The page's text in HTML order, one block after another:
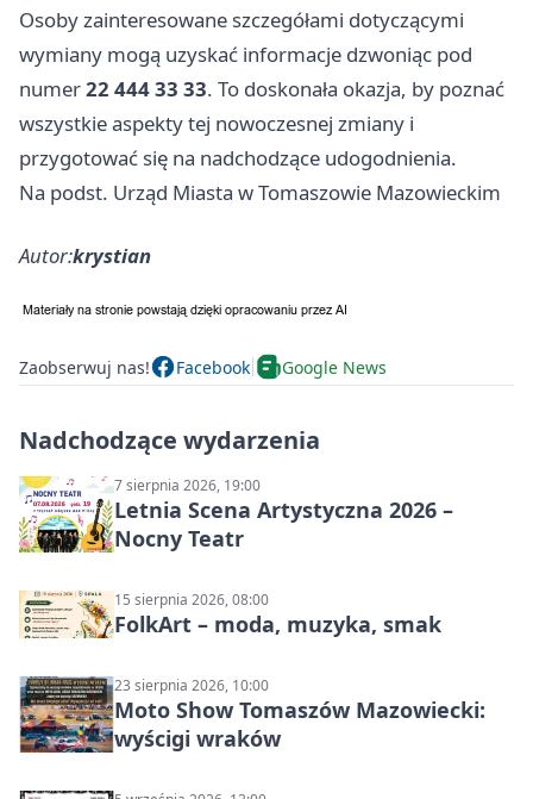
Osoby zainteresowane szczegółami dotyczącymi
wymiany mogą uzyskać informacje dzwoniąc pod
numer22 444 33 33. To doskonała okazja, by poznać
wszystkie aspekty tej nowoczesnej zmiany i
przygotować się na nadchodzące udogodnienia.
Na podst. Urząd Miasta w Tomaszowie Mazowieckim
Autor:krystian
Zaobserwuj nas! Facebook Google News
Nadchodzące wydarzenia
7 sierpnia 2026, 19:00
Letnia Scena Artystyczna 2026 –
Nocny Teatr
15 sierpnia 2026, 08:00
FolkArt – moda, muzyka, smak
23 sierpnia 2026, 10:00
Moto Show Tomaszów Mazowiecki:
wyścigi wraków